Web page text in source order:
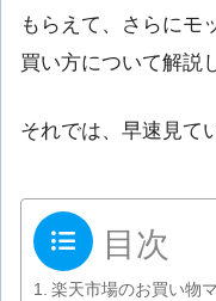
もらえて、さらにモ
買い方について解説
それでは、早速見て
目次
楽天市場のお買い物